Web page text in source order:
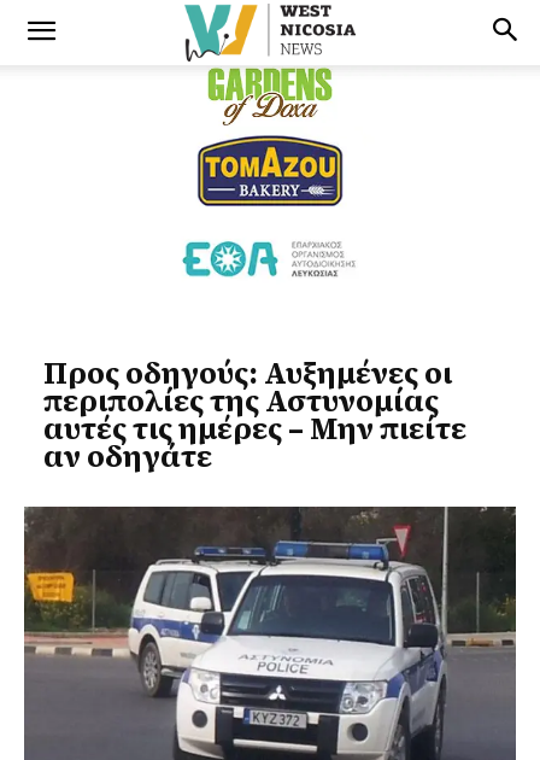
Προς οδηγούς: Αυξημένες οι
περιπολίες της Αστυνομίας
αυτές τις ημέρες – Μην πιείτε
αν οδηγάτε